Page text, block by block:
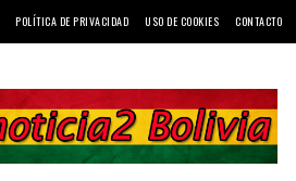
POLÍTICA DE PRIVACIDAD USO DE COOKIES CONTACTO